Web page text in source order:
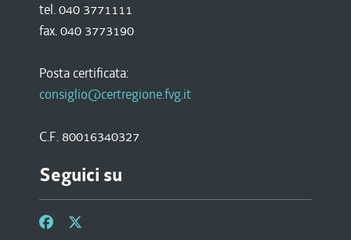
tel. 040 3771111
fax. 040 3773190
Posta certificata:
consiglio@certregione.fvg.it
C.F. 80016340327
Seguici su